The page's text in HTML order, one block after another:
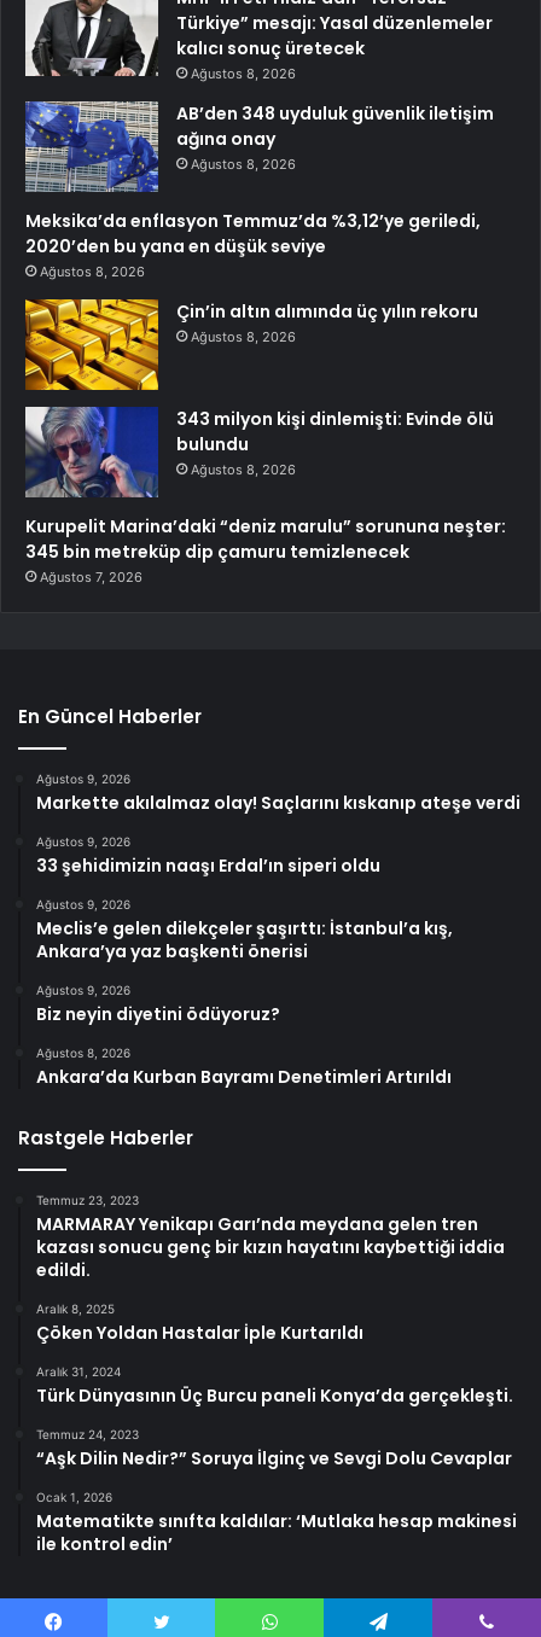
Türkiye” mesajı: Yasal düzenlemeler
kalıcı sonuç üretecek
Ağustos 8, 2026
AB’den 348 uyduluk güvenlik iletişim
ağına onay
Ağustos 8, 2026
Meksika’da enflasyon Temmuz’da %3,12’ye geriledi,
2020’den bu yana en düşük seviye
Ağustos 8, 2026
Çin’in altın alımında üç yılın rekoru
Ağustos 8, 2026
343 milyon kişi dinlemişti: Evinde ölü
bulundu
Ağustos 8, 2026
Kurupelit Marina’daki “deniz marulu” sorununa neşter:
345 bin metreküp dip çamuru temizlenecek
Ağustos 7, 2026
En Güncel Haberler
Ağustos 9, 2026
Markette akılalmaz olay! Saçlarını kıskanıp ateşe verdi
Ağustos 9, 2026
33 şehidimizin naaşı Erdal’ın siperi oldu
Ağustos 9, 2026
Meclis’e gelen dilekçeler şaşırttı: İstanbul’a kış,
Ankara’ya yaz başkenti önerisi
Ağustos 9, 2026
Biz neyin diyetini ödüyoruz?
Ağustos 8, 2026
Ankara’da Kurban Bayramı Denetimleri Artırıldı
Rastgele Haberler
Temmuz 23, 2023
MARMARAY Yenikapı Garı’nda meydana gelen tren
kazası sonucu genç bir kızın hayatını kaybettiği iddia
edildi.
Aralık 8, 2025
Çöken Yoldan Hastalar İple Kurtarıldı
Aralık 31, 2024
Türk Dünyasının Üç Burcu paneli Konya’da gerçekleşti.
Temmuz 24, 2023
“Aşk Dilin Nedir?” Soruya İlginç ve Sevgi Dolu Cevaplar
Ocak 1, 2026
Matematikte sınıfta kaldılar: ‘Mutlaka hesap makinesi
ile kontrol edin’